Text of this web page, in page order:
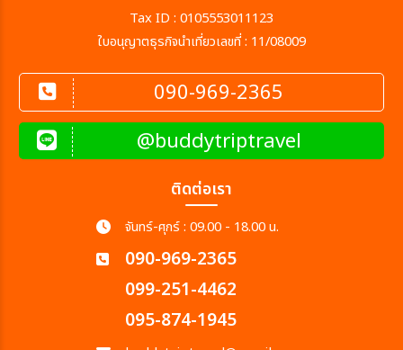
Tax ID : 0105553011123
ใบอนุญาตธุรกิจนำเที่ยวเลขที่ : 11/08009
090-969-2365
@buddytriptravel
ติดต่อเรา
จันทร์-ศุกร์ : 09.00 - 18.00 น.
090-969-2365
099-251-4462
095-874-1945